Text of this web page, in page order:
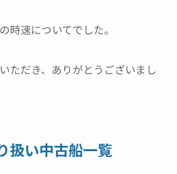
時速についてでした。
ただき、ありがとうございまし
扱い中古船一覧